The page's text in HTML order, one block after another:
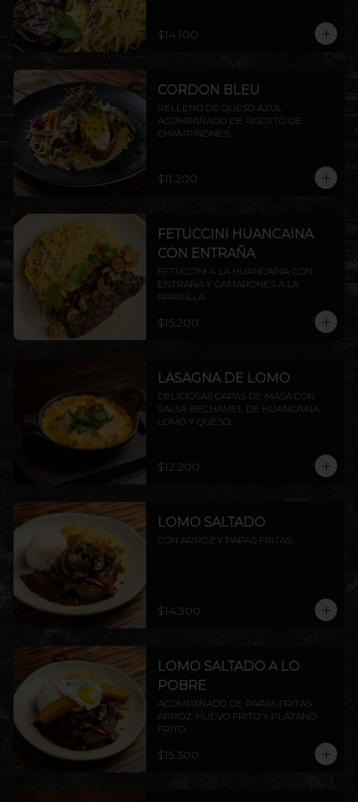
$14.100
CORDON BLEU
RELLENO DE QUESO AZUL
ACOMPAÑADO DE RISOTTO DE
CHAMPIÑONES.
$11.200
FETUCCINI HUANCAINA
CON ENTRAÑA
FETUCCINI A LA HUANCAÍNA CON
ENTRAÑA Y CAMARONES A LA
PARRILLA
$15.200
LASAGNA DE LOMO
DELICIOSAS CAPAS DE MASA CON
SALSA BECHAMEL DE HUANCAÍNA,
LOMO Y QUESO.
$12.200
LOMO SALTADO
CON ARROZ Y PAPAS FRITAS.
$14.300
LOMO SALTADO A LO
POBRE
ACOMPAÑADO DE PAPAS FRITAS,
ARROZ, HUEVO FRITO Y PLÁTANO
FRITO.
$15.300